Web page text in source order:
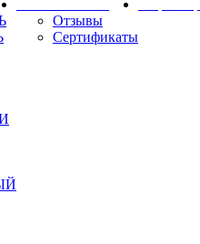
Отзывы
Сертификаты